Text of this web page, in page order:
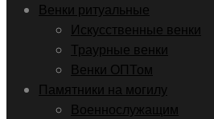
Венки ритуальные
Искусственные венки
Траурные венки
Венки ОПТом
Памятники на могилу
Военнослужащим